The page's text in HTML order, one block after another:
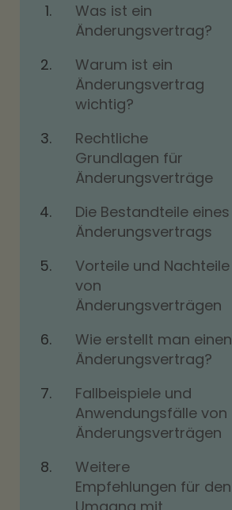
Was ist ein
Änderungsvertrag?
Warum ist ein
Änderungsvertrag
wichtig?
Rechtliche
Grundlagen für
Änderungsverträge
Die Bestandteile eines
Änderungsvertrags
Vorteile und Nachteile
von
Änderungsverträgen
Wie erstellt man einen
Änderungsvertrag?
Fallbeispiele und
Anwendungsfälle von
Änderungsverträgen
Weitere
Empfehlungen für den